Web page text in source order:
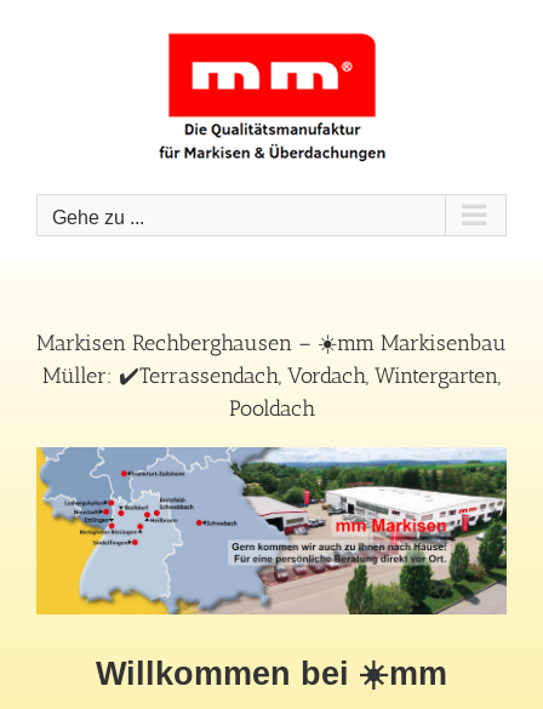
Gehe zu ...
Markisen Rechberghausen – ☀️mm Markisenbau
Müller: ✔️Terrassendach, Vordach, Wintergarten,
Pooldach
Willkommen bei ☀️mm